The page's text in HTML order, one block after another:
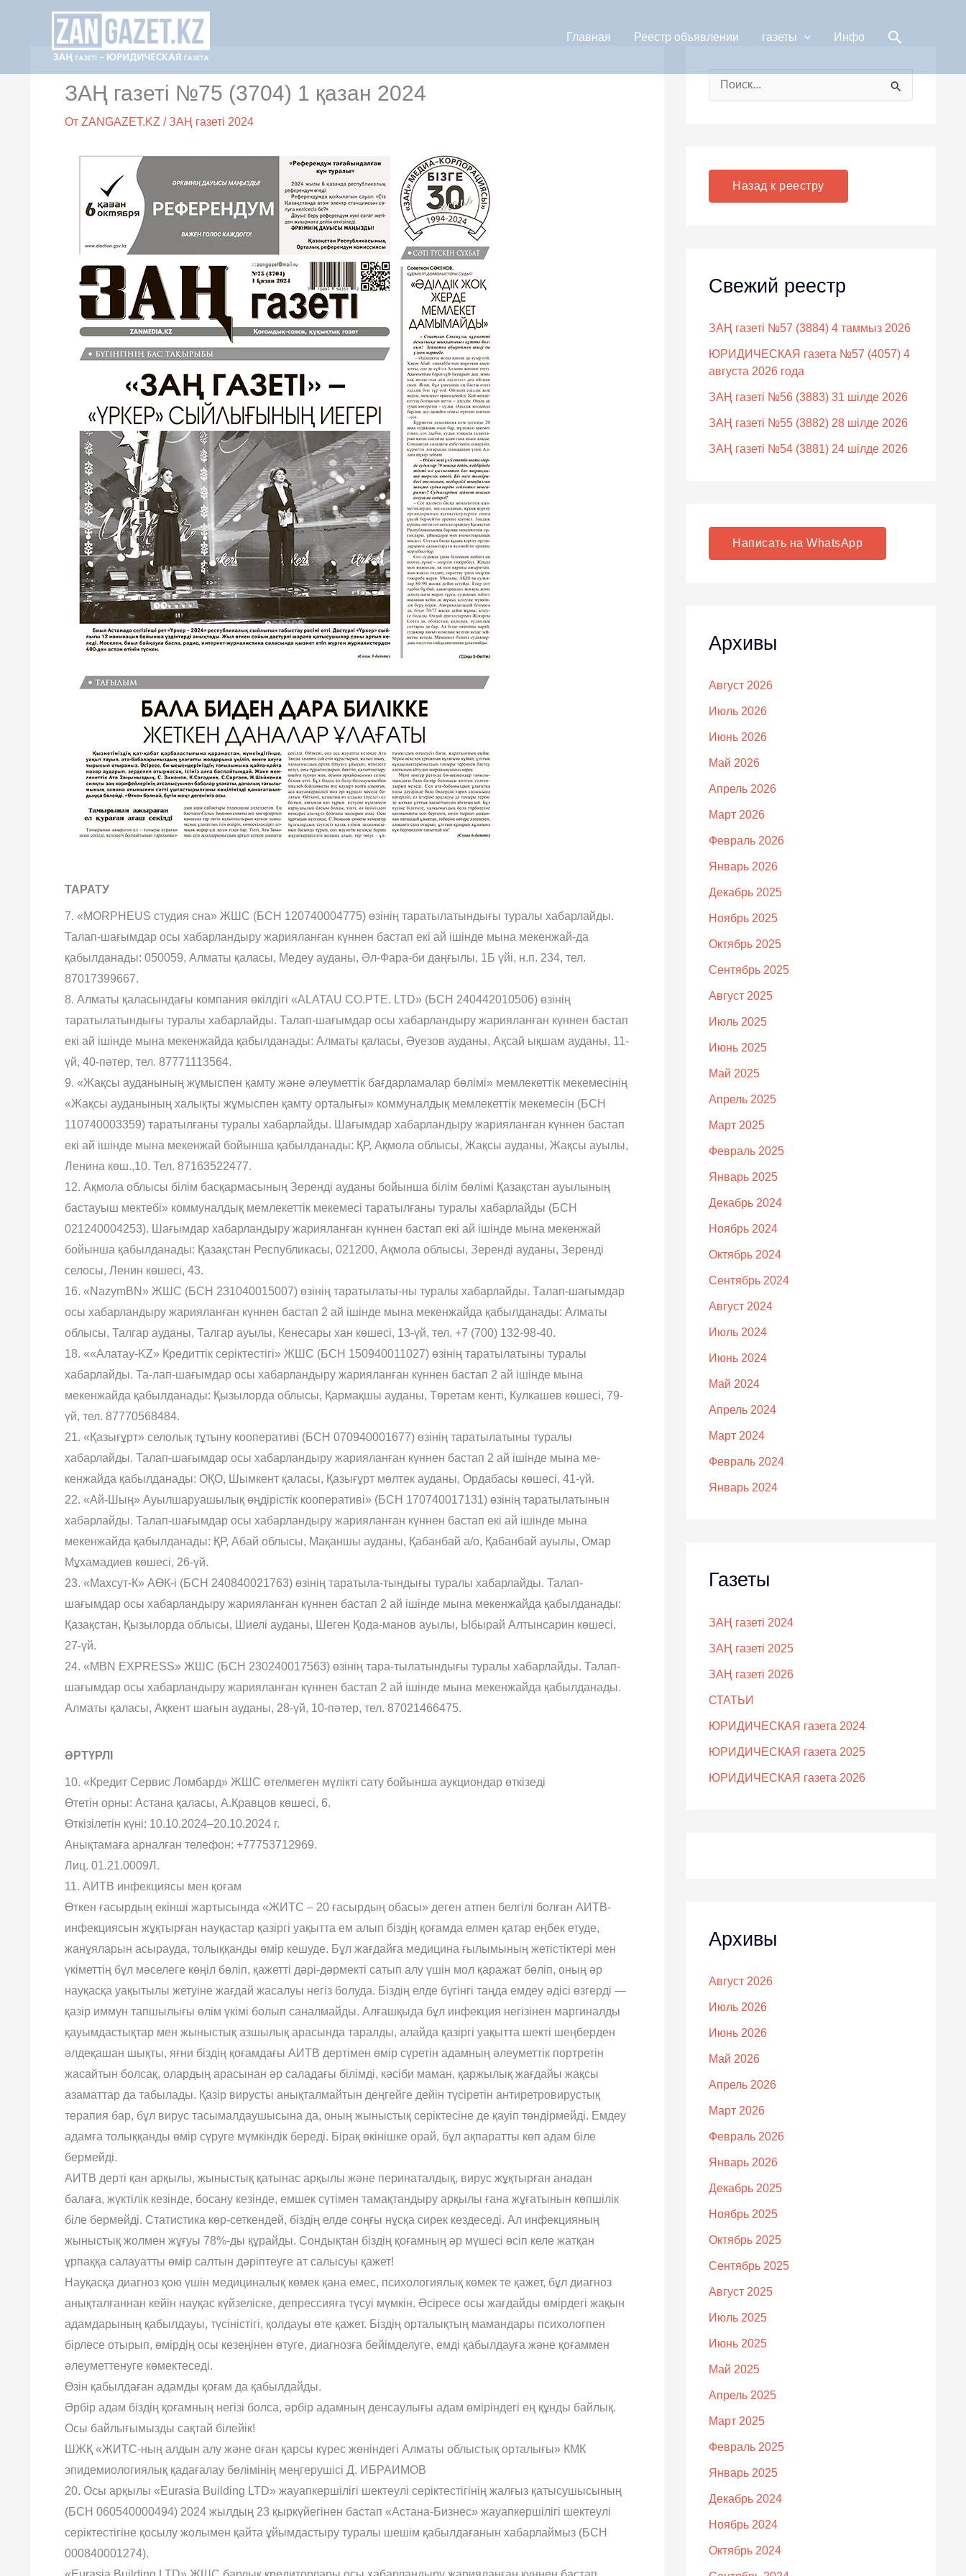
содержимому
Главная Реестр объявлении газеты Инфо Поиск
ЗАҢ газеті №75 (3704) 1 қазан 2024
От ZANGAZET.KZ /ЗАҢ газеті 2024
ТАРАТУ
7. «MORPHEUS студия сна» ЖШС (БСН 120740004775) өзінің таратылатындығы туралы хабарлайды.
Талап-шағымдар осы хабарландыру жарияланған күннен бастап екі ай ішінде мына мекенжай-да
қабылданады: 050059, Алматы қаласы, Медеу ауданы, Әл-Фара-би даңғылы, 1Б үйі, н.п. 234, тел.
87017399667.
8. Алматы қаласындағы компания өкілдігі «ALATAU CO.PTE. LTD» (БСН 240442010506) өзінің
таратылатындығы туралы хабарлайды. Талап-шағымдар осы хабарландыру жарияланған күннен бастап
екі ай ішінде мына мекенжайда қабылданады: Алматы қаласы, Әуезов ауданы, Ақсай ықшам ауданы, 11-
үй, 40-пәтер, тел. 87771113564.
9. «Жақсы ауданының жұмыспен қамту және әлеуметтік бағдарламалар бөлімі» мемлекеттік мекемесінің
«Жақсы ауданының халықты жұмыспен қамту орталығы» коммуналдық мемлекеттік мекемесін (БСН
110740003359) таратылғаны туралы хабарлайды. Шағымдар хабарландыру жарияланған күннен бастап
екі ай ішінде мына мекенжай бойынша қабылданады: ҚР, Ақмола облысы, Жақсы ауданы, Жақсы ауылы,
Ленина көш.,10. Тел. 87163522477.
12. Ақмола облысы білім басқармасының Зеренді ауданы бойынша білім бөлімі Қазақстан ауылының
бастауыш мектебі» коммуналдық мемлекеттік мекемесі таратылғаны туралы хабарлайды (БСН
021240004253). Шағымдар хабарландыру жарияланған күннен бастап екі ай ішінде мына мекенжай
бойынша қабылданады: Қазақстан Республикасы, 021200, Ақмола облысы, Зеренді ауданы, Зеренді
селосы, Ленин көшесі, 43.
16. «NazymBN» ЖШС (БСН 231040015007) өзінің таратылаты-ны туралы хабарлайды. Талап-шағымдар
осы хабарландыру жарияланған күннен бастап 2 ай ішінде мына мекенжайда қабылданады: Алматы
облысы, Талгар ауданы, Талгар ауылы, Кенесары хан көшесі, 13-үй, тел. +7 (700) 132-98-40.
18. ««Алатау-KZ» Кредиттік серіктестігі» ЖШС (БСН 150940011027) өзінің таратылатыны туралы
хабарлайды. Та-лап-шағымдар осы хабарландыру жарияланған күннен бастап 2 ай ішінде мына
мекенжайда қабылданады: Қызылорда облысы, Қармақшы ауданы, Төретам кенті, Кулкашев көшесі, 79-
үй, тел. 87770568484.
21. «Қазығұрт» селолық тұтыну кооперативі (БСН 070940001677) өзінің таратылатыны туралы
хабарлайды. Талап-шағымдар осы хабарландыру жарияланған күннен бастап 2 ай ішінде мына ме-
кенжайда қабылданады: ОҚО, Шымкент қаласы, Қазығұрт мөлтек ауданы, Ордабасы көшесі, 41-үй.
22. «Ай-Шың» Ауылшаруашылық өңдірістік кооперативі» (БСН 170740017131) өзінің таратылатынын
хабарлайды. Талап-шағымдар осы хабарландыру жарияланған күннен бастап екі ай ішінде мына
мекенжайда қабылданады: ҚР, Абай облысы, Мақаншы ауданы, Қабанбай а/о, Қабанбай ауылы, Омар
Мұхамадиев көшесі, 26-үй.
23. «Махсут-К» АӨК-і (БСН 240840021763) өзінің таратыла-тындығы туралы хабарлайды. Талап-
шағымдар осы хабарландыру жарияланған күннен бастап 2 ай ішінде мына мекенжайда қабылданады:
Қазақстан, Қызылорда облысы, Шиелі ауданы, Шеген Қода-манов ауылы, Ыбырай Алтынсарин көшесі,
27-үй.
24. «MBN EXPRESS» ЖШС (БСН 230240017563) өзінің тара-тылатындығы туралы хабарлайды. Талап-
шағымдар осы хабарландыру жарияланған күннен бастап 2 ай ішінде мына мекенжайда қабылданады.
Алматы қаласы, Ақкент шағын ауданы, 28-үй, 10-пәтер, тел. 87021466475.
ӘРТҮРЛІ
10. «Кредит Сервис Ломбард» ЖШС өтелмеген мүлікті сату бойынша аукциондар өткізеді
Өтетін орны: Астана қаласы, А.Кравцов көшесі, 6.
Өткізілетін күні: 10.10.2024–20.10.2024 г.
Анықтамаға арналған телефон: +77753712969.
Лиц. 01.21.0009Л.
11. АИТВ инфекциясы мен қоғам
Өткен ғасырдың екінші жартысында «ЖИТС – 20 ғасырдың обасы» деген атпен белгілі болған АИТВ-
инфекциясын жұқтырған науқастар қазіргі уақытта ем алып біздің қоғамда елмен қатар еңбек етуде,
жанұяларын асырауда, толыққанды өмір кешуде. Бұл жағдайға медицина ғылымының жетістіктері мен
үкіметтің бұл мәселеге көңіл бөліп, қажетті дәрі-дәрмекті сатып алу үшін мол қаражат бөліп, оның әр
науқасқа уақытылы жетуіне жағдай жасалуы негіз болуда. Біздің елде бүгінгі таңда емдеу әдісі өзгерді —
қазір иммун тапшылығы өлім үкімі болып саналмайды. Алғашқыда бұл инфекция негізінен маргиналды
қауымдастықтар мен жыныстық азшылық арасында таралды, алайда қазіргі уақытта шекті шеңберден
әлдеқашан шықты, яғни біздің қоғамдағы АИТВ дертімен өмір сүретін адамның әлеуметтік портретін
жасайтын болсақ, олардың арасынан әр саладағы білімді, кәсіби маман, қаржылық жағдайы жақсы
азаматтар да табылады. Қазір вирусты анықталмайтын деңгейге дейін түсіретін антиретровирустық
терапия бар, бұл вирус тасымалдаушысына да, оның жыныстық серіктесіне де қауіп төндірмейді. Емдеу
адамға толыққанды өмір сүруге мүмкіндік береді. Бірақ өкінішке орай, бұл ақпаратты көп адам біле
бермейді.
АИТВ дерті қан арқылы, жыныстық қатынас арқылы және перинаталдық, вирус жұқтырған анадан
балаға, жүктілік кезінде, босану кезінде, емшек сүтімен тамақтандыру арқылы ғана жұғатынын көпшілік
біле бермейді. Статистика көр-сеткендей, біздің елде соңғы нұсқа сирек кездеседі. Ал инфекцияның
жыныстық жолмен жұғуы 78%-ды құрайды. Сондықтан біздің қоғамның әр мүшесі өсіп келе жатқан
ұрпаққа салауатты өмір салтын дәріптеуге ат салысуы қажет!
Науқасқа диагноз қою үшін медициналық көмек қана емес, психологиялық көмек те қажет, бұл диагноз
анықталғаннан кейін науқас күйзеліске, депрессияға түсуі мүмкін. Әсіресе осы жағдайды өмірдегі жақын
адамдарының қабылдауы, түсіністігі, қолдауы өте қажет. Біздің орталықтың мамандары психологпен
бірлесе отырып, өмірдің осы кезеңінен өтуге, диагнозға бейімделуге, емді қабылдауға және қоғаммен
әлеуметтенуге көмектеседі.
Өзін қабылдаған адамды қоғам да қабылдайды.
Әрбір адам біздің қоғамның негізі болса, әрбір адамның денсаулығы адам өміріндегі ең құнды байлық.
Осы байлығымызды сақтай білейік!
ШЖҚ «ЖИТС-ның алдын алу және оған қарсы күрес жөніндегі Алматы облыстық орталығы» КМК
эпидемиологиялық қадағалау бөлімінің меңгерушісі Д. ИБРАИМОВ
20. Осы арқылы «Eurasia Building LTD» жауапкершілігі шектеулі серіктестігінің жалғыз қатысушысының
(БСН 060540000494) 2024 жылдың 23 қыркүйегінен бастап «Астана-Бизнес» жауапкершілігі шектеулі
серіктестігіне қосылу жолымен қайта ұйымдастыру туралы шешім қабылдағанын хабарлаймыз (БСН
000840001274).
:
Назад к реестру
Свежий реестр
ЗАҢ газеті №57 (3884) 4 таммыз 2026
ЮРИДИЧЕСКАЯ газета №57 (4057) 4
августа 2026 года
ЗАҢ газеті №56 (3883) 31 шілде 2026
ЗАҢ газеті №55 (3882) 28 шілде 2026
ЗАҢ газеті №54 (3881) 24 шілде 2026
Написать на WhatsApp
Архивы
Август 2026
Июль 2026
Июнь 2026
Май 2026
Апрель 2026
Март 2026
Февраль 2026
Январь 2026
Декабрь 2025
Ноябрь 2025
Октябрь 2025
Сентябрь 2025
Август 2025
Июль 2025
Июнь 2025
Май 2025
Апрель 2025
Март 2025
Февраль 2025
Январь 2025
Декабрь 2024
Ноябрь 2024
Октябрь 2024
Сентябрь 2024
Август 2024
Июль 2024
Июнь 2024
Май 2024
Апрель 2024
Март 2024
Февраль 2024
Январь 2024
Газеты
ЗАҢ газеті 2024
ЗАҢ газеті 2025
ЗАҢ газеті 2026
СТАТЬИ
ЮРИДИЧЕСКАЯ газета 2024
ЮРИДИЧЕСКАЯ газета 2025
ЮРИДИЧЕСКАЯ газета 2026
Архивы
Август 2026
Июль 2026
Июнь 2026
Май 2026
Апрель 2026
Март 2026
Февраль 2026
Январь 2026
Декабрь 2025
Ноябрь 2025
Октябрь 2025
Сентябрь 2025
Август 2025
Июль 2025
Июнь 2025
Май 2025
Апрель 2025
Март 2025
Февраль 2025
Январь 2025
Декабрь 2024
Ноябрь 2024
Октябрь 2024